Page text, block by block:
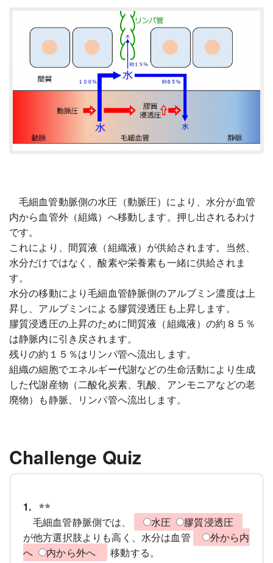
毛細血管動脈側の水圧（動脈圧）により、水分が血管
内から血管外（組織）へ移動します。押し出されるわけ
です。
これにより、間質液（組織液）が供給されます。当然、
水分だけではなく、酸素や栄養素も一緒に供給されま
す。
水分の移動により毛細血管静脈側のアルブミン濃度は上
昇し、アルブミンによる膠質浸透圧も上昇します。
膠質浸透圧の上昇のために間質液（組織液）の約８５％
は静脈内に引き戻されます。
残りの約１５％はリンパ管へ流出します。
組織の細胞でエネルギー代謝などの生命活動により生成
した代謝産物（二酸化炭素、乳酸、アンモニアなどの老
廃物）も静脈、リンパ管へ流出します。
Challenge Quiz
1.
毛細血管静脈側では、
水圧
膠質浸透圧
が他方選択肢よりも高く、水分は血管
外から内
へ
内から外へ 移動する。